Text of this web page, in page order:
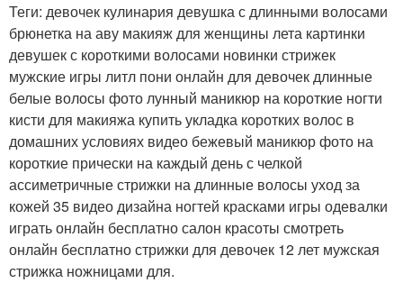
Теги: девочек кулинария девушка с длинными волосами
брюнетка на аву макияж для женщины лета картинки
девушек с короткими волосами новинки стрижек
мужские игры литл пони онлайн для девочек длинные
белые волосы фото лунный маникюр на короткие ногти
кисти для макияжа купить укладка коротких волос в
домашних условиях видео бежевый маникюр фото на
короткие прически на каждый день с челкой
ассиметричные стрижки на длинные волосы уход за
кожей 35 видео дизайна ногтей красками игры одевалки
играть онлайн бесплатно салон красоты смотреть
онлайн бесплатно стрижки для девочек 12 лет мужская
стрижка ножницами для.